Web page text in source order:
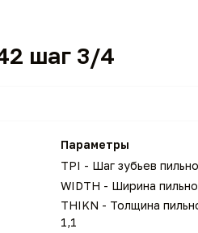
шаг 3/4
Параметры
TPI - Шаг зубьев
WIDTH - Ширина
THIKN - Толщина
1,1